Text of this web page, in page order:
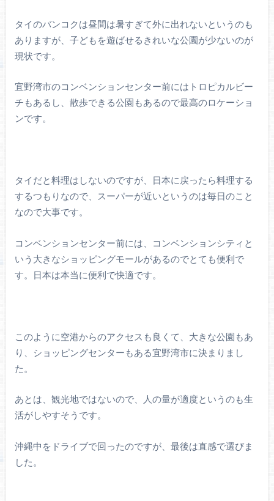
タイのバンコクは昼間は暑すぎて外に出れないというのも
ありますが、子どもを遊ばせるきれいな公園が少ないのが
現状です。
宜野湾市のコンベンションセンター前にはトロピカルビー
チもあるし、散歩できる公園もあるので最高のロケーショ
ンです。
タイだと料理はしないのですが、日本に戻ったら料理する
するつもりなので、スーパーが近いというのは毎日のこと
なので大事です。
コンベンションセンター前には、コンベンションシティと
いう大きなショッピングモールがあるのでとても便利で
す。日本は本当に便利で快適です。
このように空港からのアクセスも良くて、大きな公園もあ
り、ショッピングセンターもある宜野湾市に決まりまし
た。
あとは、観光地ではないので、人の量が適度というのも生
活がしやすそうです。
沖縄中をドライブで回ったのですが、最後は直感で選びま
した。